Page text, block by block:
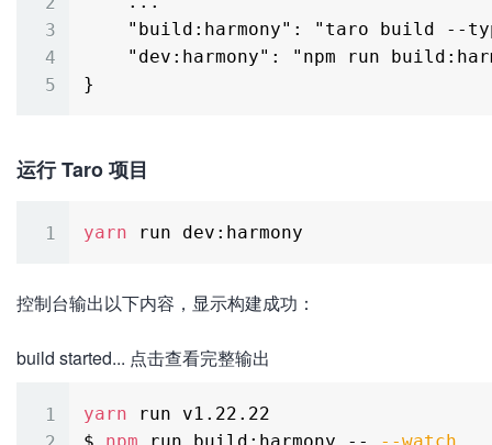
运行 Taro 项目
yarn
控制台输出以下内容，显示构建成功：
build started... 点击查看完整输出
yarn run v1.22.22